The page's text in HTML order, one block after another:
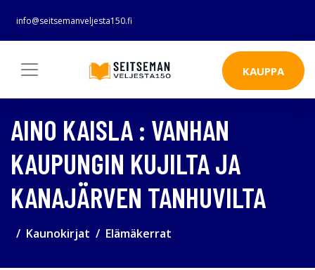
info@seitsemanveljesta150.fi
KAUPPA
AINO KAISLA : VANHAN
KAUPUNGIN KUJILTA JA
KANAJÄRVEN TANHUVILTA
Kaunokirjat Elämäkerrat